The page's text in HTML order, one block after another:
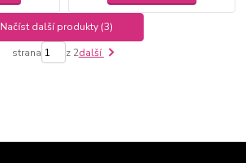
Načíst další produkty (3)
strana
z 2další